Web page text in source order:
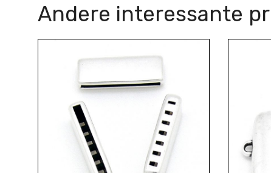
Andere interessante